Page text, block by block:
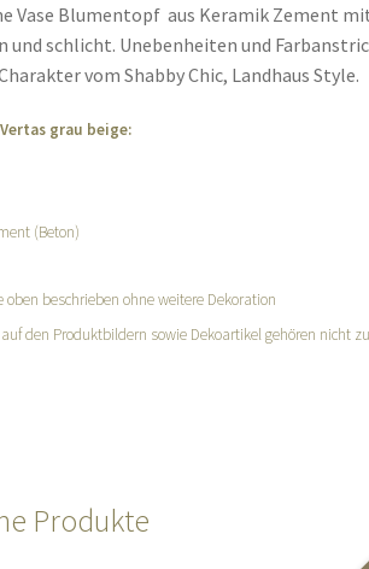
Vase Blumentopf aus Keramik Zement
und schlicht. Unebenheiten und
vom Shabby Chic, Landhaus Style.
grau beige:
(Beton)
beschrieben ohne weitere Dekoration
den Produktbildern sowie Dekoartikel gehören nicht
Produkte